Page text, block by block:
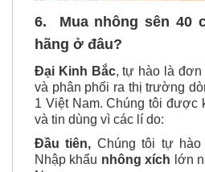
6.Mua nhông sên 40
hãng ở đâu?
Đại Kinh Bắc, tự hào là đơn
và phân phối ra thị trường
1 Việt Nam. Chúng tôi được
và tin dùng vì các lí do:
Đầu tiên, Chúng tôi tự